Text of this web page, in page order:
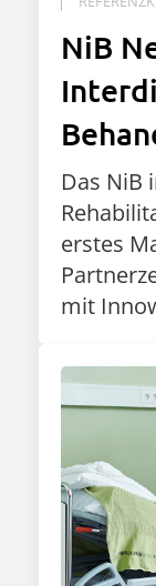
NiB
Das NiB
erstes
mit